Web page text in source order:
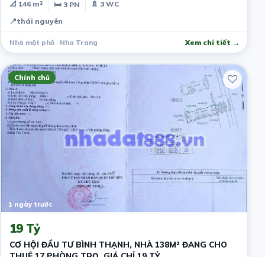
📐 146 m² 🛏 3 PN
🚿 3 WC
📍thái nguyên
Nhà mặt phố · Nha Trang Xem chi tiết →
Chính chủ
1 ngày trước
19 Tỷ
CƠ HỘI ĐẦU TƯ BÌNH THẠNH, NHÀ 138M² ĐANG CHO